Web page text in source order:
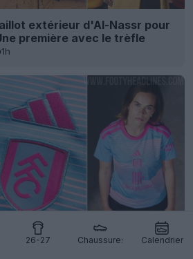
26-27 Chaussures Calendrier
extérieur d'Al-Nassr pour
première avec le trèfle
1h
maillot de Fulham pour